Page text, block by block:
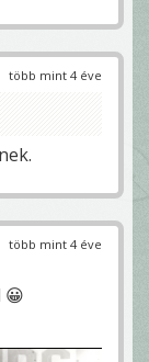
több mint 4 éve
több mint 4 éve
😀